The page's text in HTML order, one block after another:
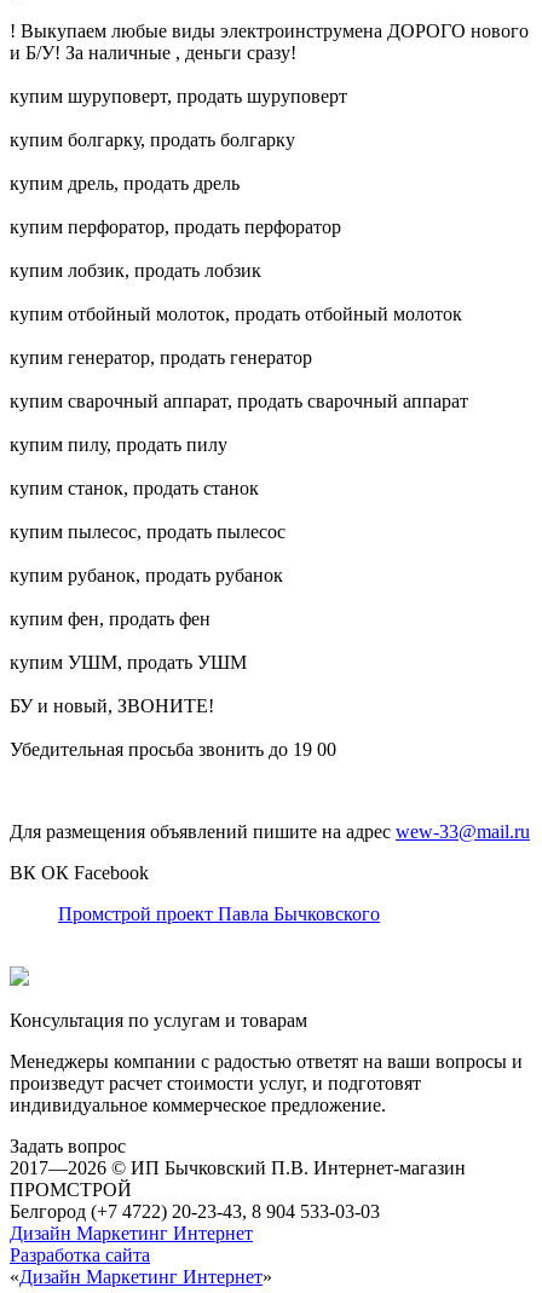
! Выкупаем любые виды электроинструмена ДОРОГО нового
и Б/У! За наличные , деньги сразу!
купим шуруповерт, продать шуруповерт
купим болгарку, продать болгарку
купим дрель, продать дрель
купим перфоратор, продать перфоратор
купим лобзик, продать лобзик
купим отбойный молоток, продать отбойный молоток
купим генератор, продать генератор
купим сварочный аппарат, продать сварочный аппарат
купим пилу, продать пилу
купим станок, продать станок
купим пылесос, продать пылесос
купим рубанок, продать рубанок
купим фен, продать фен
купим УШМ, продать УШМ
БУ и новый, ЗВОНИТЕ!
Убедительная просьба звонить до 19 00
Для размещения объявлений пишите на адрес wew-33@mail.ru
ВК ОК Facebook
Промстрой проект Павла Бычковского
Консультация по услугам и товарам
Менеджеры компании с радостью ответят на ваши вопросы и
произведут расчет стоимости услуг, и подготовят
индивидуальное коммерческое предложение.
Задать вопрос
2017—2026 © ИП Бычковский П.В. Интернет-магазин
ПРОМСТРОЙ
Белгород (+7 4722) 20-23-43, 8 904 533-03-03
Дизайн Маркетинг Интернет
Разработка сайта
«Дизайн Маркетинг Интернет»